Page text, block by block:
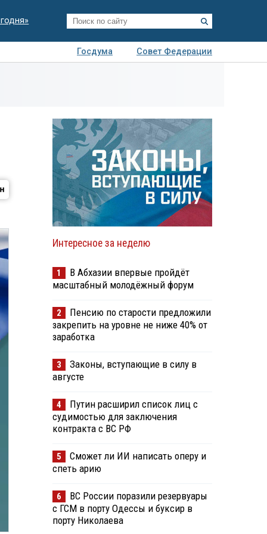
Госдума
Совет Федерации
Интересное за неделю
1
В Абхазии впервые пройдёт
масштабный молодёжный форум
2
Пенсию по старости предложили
закрепить на уровне не ниже 40% от
заработка
3
Законы, вступающие в силу в
августе
4
Путин расширил список лиц с
судимостью для заключения
контракта с ВС РФ
5
Сможет ли ИИ написать оперу и
спеть арию
6
ВС России поразили резервуары
с ГСМ в порту Одессы и буксир в
порту Николаева